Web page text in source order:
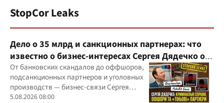
StopCor Leaks
Дело о 35 млрд и санкционных партнерах: что
известно о бизнес-интересах Сергея Дядечко от
"Родовид Банка" до "ФАРМАСЕЛ"
От банковских скандалов до оффшоров,
подсанкционных партнеров и уголовных
производств — бизнес-связи Сергея
Дядечко до сих пор простираются через
5.08.2026 08:00